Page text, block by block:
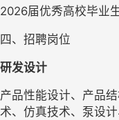
2026届优秀高校毕业
四、招聘岗位
研发设计
产品性能设计、产品
术、仿真技术、泵设